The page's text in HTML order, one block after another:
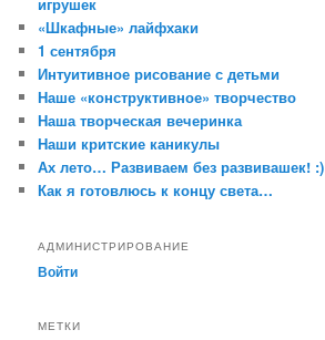
игрушек
«Шкафные» лайфхаки
1 сентября
Интуитивное рисование с детьми
Наше «конструктивное» творчество
Наша творческая вечеринка
Наши критские каникулы
Ах лето… Развиваем без развивашек! :)
Как я готовлюсь к концу света…
АДМИНИСТРИРОВАНИЕ
Войти
МЕТКИ